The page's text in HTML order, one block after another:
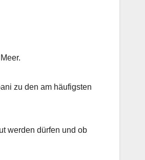
zu den am häufigsten
werden dürfen und ob